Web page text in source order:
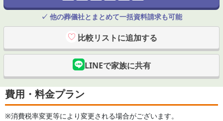
✓ 他の葬儀社とまとめて一括資料請求も可能
比較リストに追加する
LINEで家族に共有
費用・料金プラン
※消費税率変更等により変更される場合がございます。